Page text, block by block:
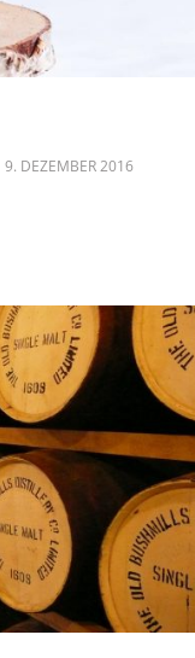
9. DEZEMBER 2016